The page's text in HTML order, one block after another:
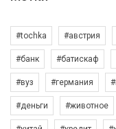
#tochka #австрия
#банк #батискаф
#вуз #германия
#деньги #животное